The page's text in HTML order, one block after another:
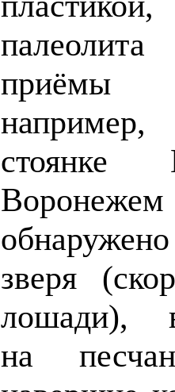
приёмы
стоянке
зверя
лошади),
на